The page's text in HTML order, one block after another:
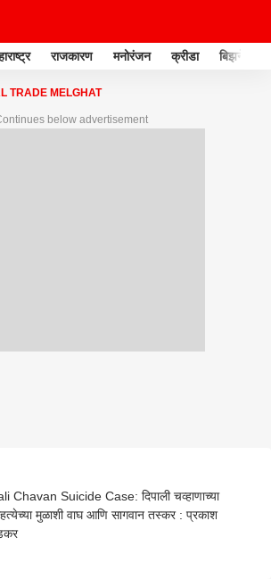
राजकारण मनोरंजन क्रीडा बिझनेस
TRADE MELGHAT
below advertisement
Chavan Suicide Case: दिपाली चव्हाणाच्या
मुळाशी वाघ आणि सागवान तस्कर : प्रकाश